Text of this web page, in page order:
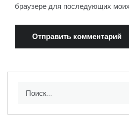
браузере для последующих